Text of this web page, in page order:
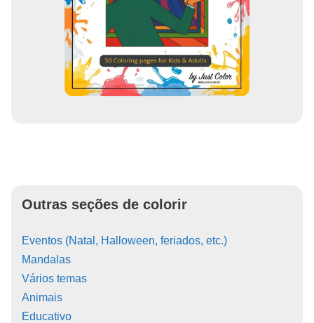
Outras seções de colorir
Eventos (Natal, Halloween, feriados, etc.)
Mandalas
Vários temas
Animais
Educativo